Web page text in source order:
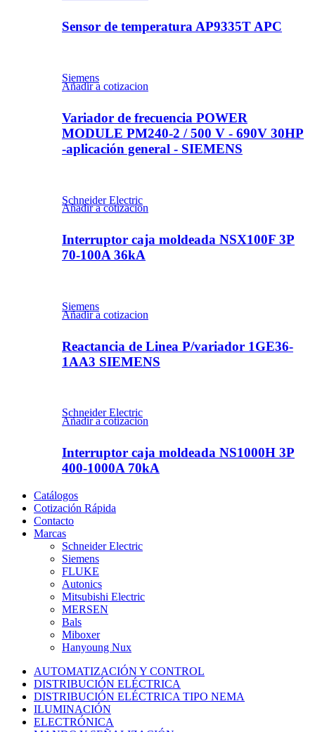
Sensor de temperatura AP9335T APC
Siemens
Añadir a cotizacion
Variador de frecuencia POWER
MODULE PM240-2 / 500 V - 690V 30HP
-aplicación general - SIEMENS
Schneider Electric
Añadir a cotizacion
Interruptor caja moldeada NSX100F 3P
70-100A 36kA
Siemens
Añadir a cotizacion
Reactancia de Linea P/variador 1GE36-
1AA3 SIEMENS
Schneider Electric
Añadir a cotizacion
Interruptor caja moldeada NS1000H 3P
400-1000A 70kA
Catálogos
Cotización Rápida
Contacto
Marcas
Schneider Electric
Siemens
FLUKE
Autonics
Mitsubishi Electric
MERSEN
Bals
Miboxer
Hanyoung Nux
AUTOMATIZACIÓN Y CONTROL
DISTRIBUCIÓN ELÉCTRICA
DISTRIBUCIÓN ELÉCTRICA TIPO NEMA
ILUMINACIÓN
ELECTRÓNICA